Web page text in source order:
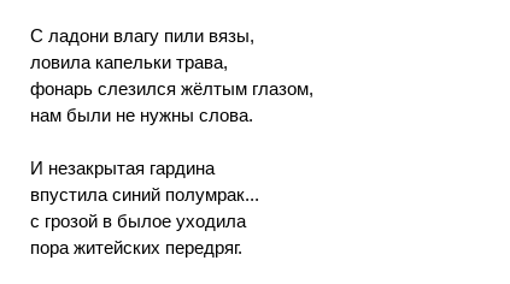
С ладони влагу пили вязы,
ловила капельки трава,
фонарь слезился жёлтым глазом,
нам были не нужны слова.
И незакрытая гардина
впустила синий полумрак...
с грозой в былое уходила
пора житейских передряг.